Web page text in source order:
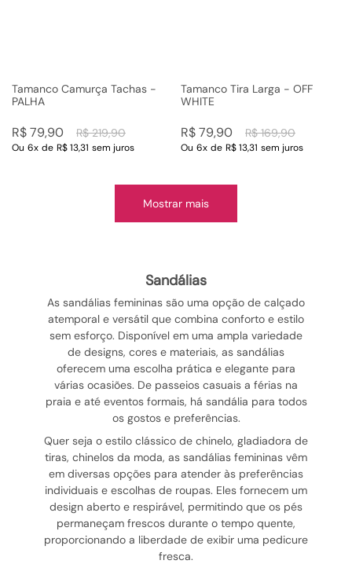
Tamanco Camurça Tachas -
PALHA
R$ 219,90
R$79,90
Ou 6x de R$ 13,31 sem juros
Tamanco Tira Larga - OFF
WHITE
R$ 169,90
R$79,90
Ou 6x de R$ 13,31 sem juros
Mostrar mais
sandálias
As sandálias femininas são uma opção de calçado
atemporal e versátil que combina conforto e estilo
sem esforço. Disponível em uma ampla variedade
de designs, cores e materiais, as sandálias
oferecem uma escolha prática e elegante para
várias ocasiões. De passeios casuais a férias na
praia e até eventos formais, há sandália para todos
os gostos e preferências.
Quer seja o estilo clássico de chinelo, gladiadora de
tiras, chinelos da moda, as sandálias femininas vêm
em diversas opções para atender às preferências
individuais e escolhas de roupas. Eles fornecem um
design aberto e respirável, permitindo que os pés
permaneçam frescos durante o tempo quente,
proporcionando a liberdade de exibir uma pedicure
fresca.